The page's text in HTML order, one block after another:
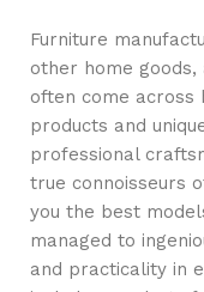
Furniture
other home
often come across
products and
professional
true connoisseurs
you the best
managed to
and practicality in